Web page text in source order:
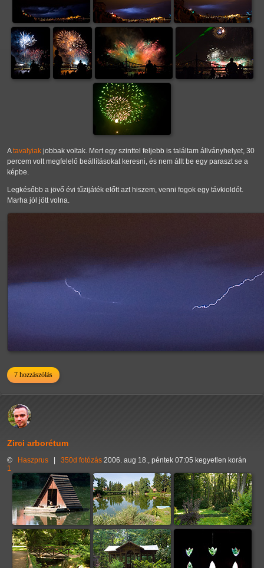
Atavalyiak jobbak voltak. Mert egy szinttel feljebb is találtam állványhelyet, 30
percem volt megfelelő beállításokat keresni, és nem állt be egy paraszt se a
képbe.
Legkésőbb a jövő évi tűzijáték előtt azt hiszem, venni fogok egy távkioldót.
Marha jól jött volna.
7 hozzászólás
Zirci arborétum
© Haszprus | 350d fotózás 2006. aug 18., péntek 07:05 kegyetlen korán
1